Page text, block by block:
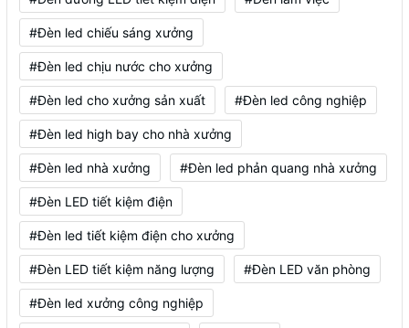
#Đèn led chiếu sáng xưởng
#Đèn led chịu nước cho xưởng
#Đèn led cho xưởng sản xuất #Đèn led công nghiệp
#Đèn led high bay cho nhà xưởng
#Đèn led nhà xưởng #Đèn led phản quang nhà xưởng
#Đèn LED tiết kiệm điện
#Đèn led tiết kiệm điện cho xưởng
#Đèn LED tiết kiệm năng lượng #Đèn LED văn phòng
#Đèn led xưởng công nghiệp